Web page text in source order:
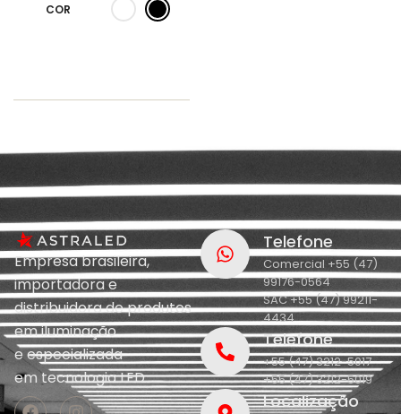
COR
Empresa brasileira,
importadora e
distribuidora de produtos
em iluminação
eespecializada
emtecnologia LED.
Telefone
Comercial +55 (47)
99176-0564
SAC +55 (47) 99211-
4434
Telefone
+55 (47) 3212-5017
+55 (47) 3212-5019
Localização